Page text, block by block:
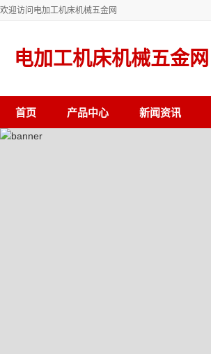
欢迎访问电加工机床机械五金网
电加工机床机械五金网
首页 产品中心 新闻资讯